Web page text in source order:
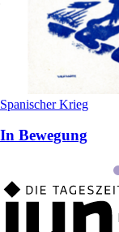
Spanischer Krieg
In Bewegung